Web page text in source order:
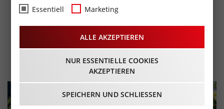
Mythos
Dolomitenradrundfahrt
und Super Giro Dolomiti
11.06.2023 - Beginn 06:30 Uhr
Essentiell Marketing
ALLE AKZEPTIEREN
NUR ESSENTIELLE COOKIES
AKZEPTIEREN
SPEICHERN UND SCHLIESSEN